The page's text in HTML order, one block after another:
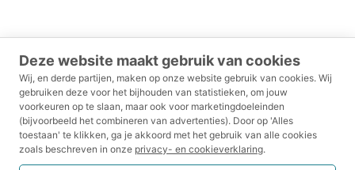
Deze website maakt gebruik van cookies
Wij, en derde partijen, maken op onze website gebruik van cookies. Wij
gebruiken deze voor het bijhouden van statistieken, om jouw
voorkeuren op te slaan, maar ook voor marketingdoeleinden
(bijvoorbeeld het combineren van advertenties). Door op 'Alles
toestaan' te klikken, ga je akkoord met het gebruik van alle cookies
zoals beschreven in onze privacy- en cookieverklaring.